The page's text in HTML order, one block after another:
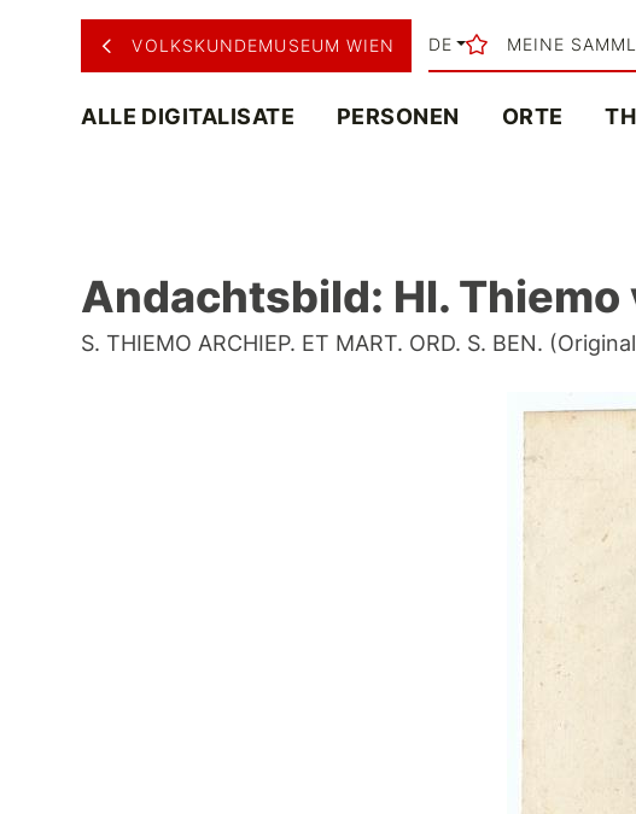
VOLKSKUNDEMUSEUM WIEN DE MEINE
ALLE DIGITALISATE PERSONEN ORTE
Andachtsbild: Hl. Thiemo
S. THIEMO ARCHIEP. ET MART. ORD. S. BEN.